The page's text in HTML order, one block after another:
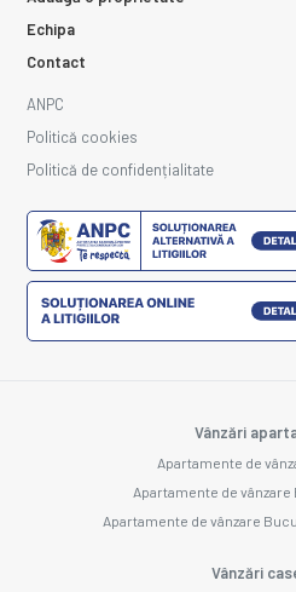
Echipa
Contact
ANPC
Politică cookies
Politică de confidențialitate
Vânzări
Apartamente de
Apartamente de
Apartamente de vânzare
Vânzări